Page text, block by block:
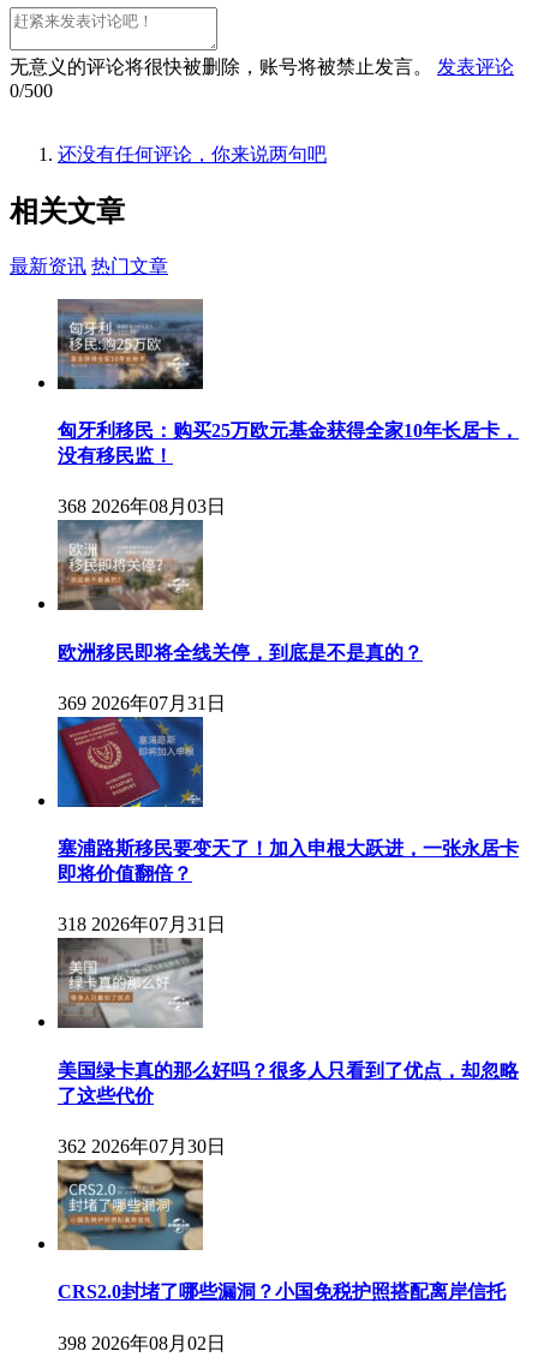
无意义的评论将很快被删除，账号将被禁止发言。
发表评论
0/500
还没有任何评论，你来说两句吧
相关文章
最新资讯 热门文章
匈牙利移民：购买25万欧元基金获得全家10年长居卡，
没有移民监！
368 2026年08月03日
欧洲移民即将全线关停，到底是不是真的？
369 2026年07月31日
塞浦路斯移民要变天了！加入申根大跃进，一张永居卡
即将价值翻倍？
318 2026年07月31日
美国绿卡真的那么好吗？很多人只看到了优点，却忽略
了这些代价
362 2026年07月30日
CRS2.0封堵了哪些漏洞？小国免税护照搭配离岸信托
398 2026年08月02日